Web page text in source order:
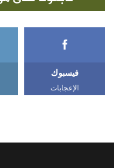
فيسبوك
الإعجابات